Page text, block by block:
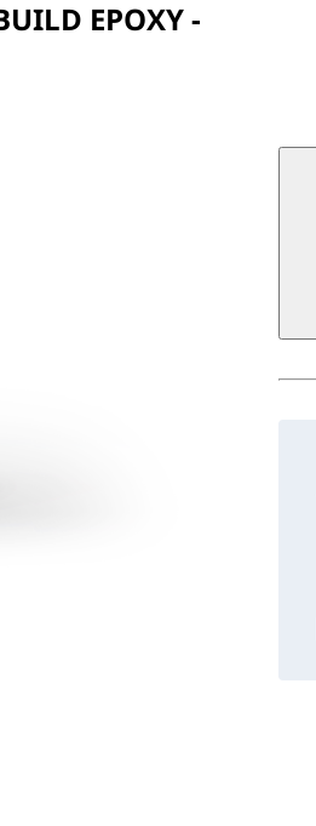
EPOXY -